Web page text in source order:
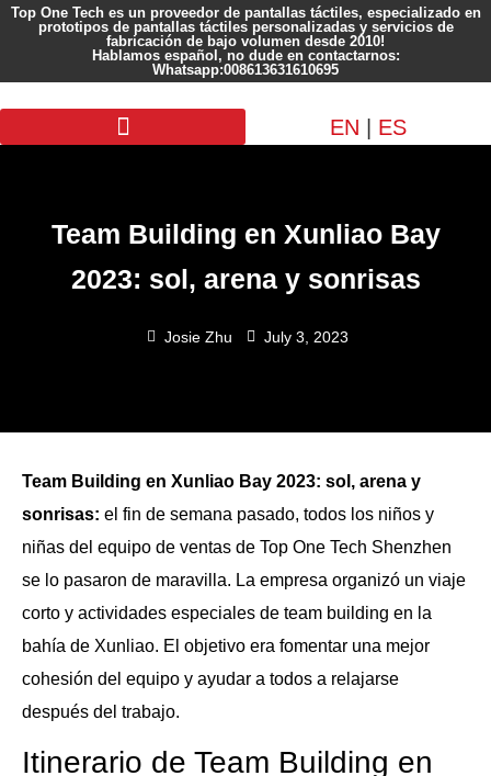
Top One Tech es un proveedor de pantallas táctiles, especializado en
prototipos de pantallas táctiles personalizadas y servicios de
fabricación de bajo volumen desde 2010!
Hablamos español, no dude en contactarnos:
Whatsapp:008613631610695
EN ES
Team Building en Xunliao Bay
2023: sol, arena y sonrisas
Josie Zhu July 3, 2023
Team Building en Xunliao Bay 2023: sol, arena y
sonrisas: el fin de semana pasado, todos los niños y
niñas del equipo de ventas de Top One Tech Shenzhen
se lo pasaron de maravilla. La empresa organizó un viaje
corto y actividades especiales de team building en la
bahía de Xunliao. El objetivo era fomentar una mejor
cohesión del equipo y ayudar a todos a relajarse
después del trabajo.
Itinerario de Team Building en